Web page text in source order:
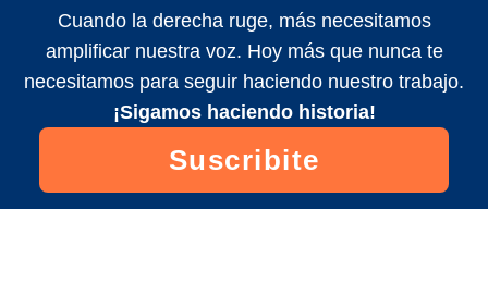
Cuando la derecha ruge, más necesitamos
amplificar nuestra voz. Hoy más que nunca te
necesitamos para seguir haciendo nuestro trabajo.
¡Sigamos haciendo historia!
Suscribite